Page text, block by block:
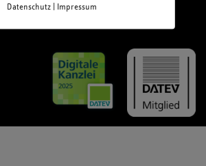
Datenschutz| Impressum